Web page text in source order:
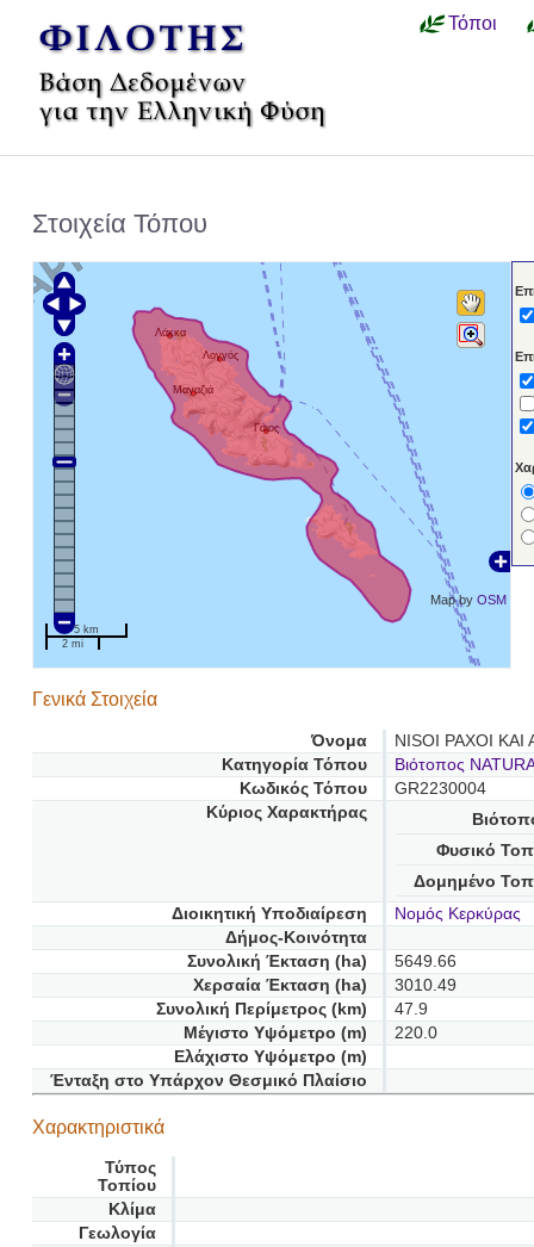
Τόποι
Στοιχεία Τόπου
Μαγαζιά
Γάιος
Λάκκα
Λογγός
Map byOSM
5 km
2 mi
Γενικά Στοιχεία
Όνομα
NISOI PAXOI KAI
Κατηγορία Τόπου
Βιότοπος
Κωδικός Τόπου
GR2230004
Κύριος Χαρακτήρας
Φυσικό
Δομημένο
Διοικητική Υποδιαίρεση
Νομός Κερκύρας
Δήμος-Κοινότητα
Συνολική Έκταση (ha)
5649.66
Χερσαία Έκταση (ha)
3010.49
Συνολική Περίμετρος (km)
47.9
Μέγιστο Υψόμετρο (m)
220.0
Ελάχιστο Υψόμετρο (m)
Ένταξη στο Υπάρχον Θεσμικό Πλαίσιο
Χαρακτηριστικά
Τύπος
Τοπίου
Κλίμα
Γεωλογία